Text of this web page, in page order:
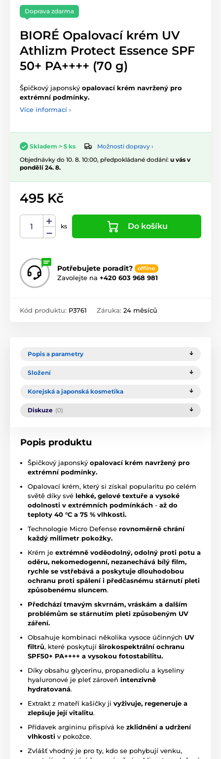
Doprava zdarma
BIORÉ Opalovací krém UV
Athlizm Protect Essence SPF
50+ PA++++ (70 g)
Špičkový japonský opalovací krém navržený pro
extrémní podmínky.
Více informací ›
Skladem > 5 ks
Možnosti dopravy ›
Objednávky do 10. 8. 10:00, předpokládané dodání: u vás v
pondělí 24. 8.
495 Kč
ks Do košíku
Potřebujete poradit? offline
Zavolejte na +420 603 968 981
Kód produktu: P3761 Záruka: 24 měsíců
Popis a parametry
Složení
Korejská a japonská kosmetika
Diskuze (0)
Popis produktu
Špičkový japonský opalovací krém navržený pro
extrémní podmínky.
Opalovací krém, který si získal popularitu po celém
světě díky své lehké, gelové textuře a vysoké
odolnosti v extrémních podmínkách - až do
teploty 40 °C a 75 % vlhkosti.
Technologie Micro Defense rovnoměrně chrání
každý milimetr pokožky.
Krém je extrémně voděodolný, odolný proti potu a
oděru, nekomedogenní, nezanechává bílý film,
rychle se vstřebává a poskytuje dlouhodobou
ochranu proti spálení i předčasnému stárnutí pleti
způsobenému sluncem.
Předchází tmavým skvrnám, vráskám a dalším
problémům se stárnutím pleti způsobeným UV
záření.
Obsahuje kombinaci několika vysoce účinných UV
filtrů, které poskytují širokospektrální ochranu
SPF50+ PA++++ a vysokou fotostabilitu.
Díky obsahu glycerinu, propanediolu a kyseliny
hyaluronové je pleť zároveň intenzivně
hydratovaná.
Extrakt z mateří kašičky ji vyživuje, regeneruje a
zlepšuje její vitalitu.
Přídavek argininu přispívá ke zklidnění a udržení
vlhkosti v pokožce.
Zvlášť vhodný je pro ty, kdo se pohybují venku,